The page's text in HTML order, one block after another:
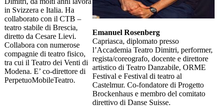
in Svizzera e Italia. Ha
collaborato con il CTB –
teatro stabile di Brescia,
diretto da Cesare Lievi.
Collabora con numerose
compagnie di teatro fisico,
tra cui il Teatro dei Venti di
Modena. E’ co-direttore di
PerpetuoMobileTeatro.
Emanuel Rosenberg
Capriasca, diplomato presso
l’Accademia Teatro Dimitri, performer,
regista/coreografo, docente e direttore
artistico di Teatro Danzabile, ORME
Festival e Festival di teatro al
Castelmur. Co-fondatore di Progetto
Brockenhaus e membro del comitato
direttivo di Danse Suisse.